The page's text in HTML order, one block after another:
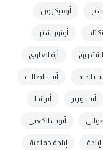
أوميكرون
أونور شنر
التشريق أية العلوي
أيت الجيد أيت الطالب
أيت ورير أيرلندا
أيوب الكعبي
إبادة إبادة جماعية